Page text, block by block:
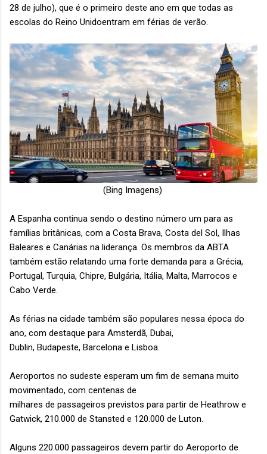
28 de julho), que é o primeiro deste ano em que todas as
escolas do Reino Unidoentram em férias de verão.
(Bing Imagens)
A Espanha continua sendo o destino número um para as
famílias britânicas, com a Costa Brava, Costa del Sol, Ilhas
Baleares e Canárias na liderança. Os membros da ABTA
também estão relatando uma forte demanda para a Grécia,
Portugal, Turquia, Chipre, Bulgária, Itália, Malta, Marrocos e
Cabo Verde.
As férias na cidade também são populares nessa época do
ano, com destaque para Amsterdã, Dubai,
Dublin, Budapeste, Barcelona e Lisboa.
Aeroportos no sudeste esperam um fim de semana muito
movimentado, com centenas de
milhares de passageiros previstos para partir de Heathrow e
Gatwick, 210.000 de Stansted e 120.000 de Luton.
Alguns 220.000 passageiros devem partir do Aeroporto de